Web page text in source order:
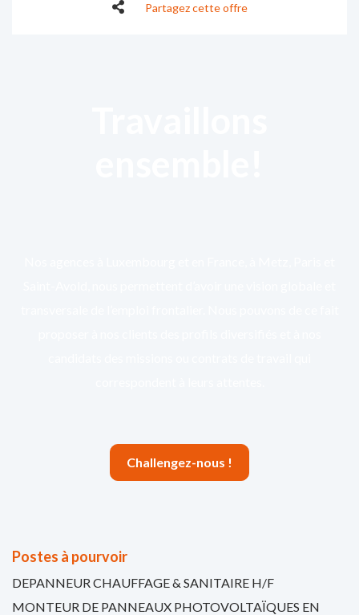
Partagez cette offre
Challengez-nous !
Postes à pourvoir
DEPANNEUR CHAUFFAGE & SANITAIRE H/F
MONTEUR DE PANNEAUX PHOTOVOLTAÏQUES EN